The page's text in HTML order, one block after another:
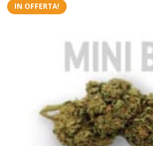
IN OFFERTA!